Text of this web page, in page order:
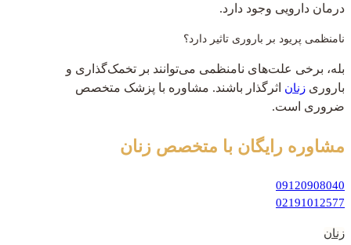
درمان دارویی وجود دارد.
نامنظمی پریود بر باروری تاثیر دارد؟
بله، برخی علت‌های نامنظمی می‌توانند بر تخمک‌گذاری و
باروری زنان اثرگذار باشند. مشاوره با پزشک متخصص
ضروری است.
مشاوره رایگان با متخصص زنان
09120908040
02191012577
زنان